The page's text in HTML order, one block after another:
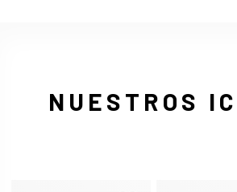
NUESTROS